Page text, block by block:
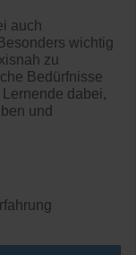
auch
wichtig
zu
Bedürfnisse
dabei,
und